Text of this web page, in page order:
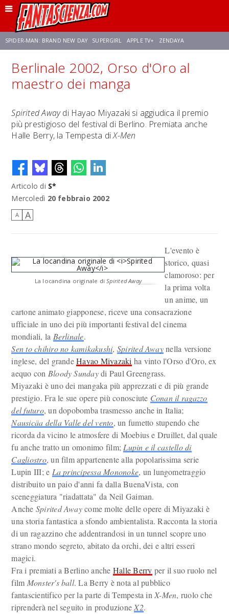
SPIDER-MAN: BRAND NEW DAY SUPERGIRL APPLE TV+ ZENDAYA
FRANCO RICCIARDIELLO AVENGERS: DOOMSDAY STAR TREK NETFLIX
Berlinale 2002, Orso d'Oro al
maestro dei manga
Spirited Awaydi Hayao Miyazaki si aggiudica il premio
più prestigioso del festival di Berlino. Premiata anche
Halle Berry, la Tempesta diX-Men
Articolo di S*
Mercoledì 20 febbraio 2002
A A
La locandina originale diSpirited Away
L'evento è
storico, quasi
clamoroso: per
la prima volta
un anime, un
cartone animato giapponese, riceve una consacrazione
ufficiale in uno dei più importanti festival del cinema
mondiali, la Berlinale.
Sen to chihiro no kamikakushi, Spirited Awaynella versione
inglese, del grandeHayao Miyazaki ha vinto l'Orso d'Oro, ex
aequo con Bloody Sundaydi Paul Greengrass.
Miyazaki è uno dei mangaka più apprezzati e di più grande
prestigio. Fra le sue opere più conosciute Conan il ragazzo
del futuro, un dopobomba trasmesso anche in Italia;
Nausicäa della Valle del vento, un fumetto stupendo che
ricorda da vicino le atmosfere di Moebius e Druillet, dal quale
fu anche tratto un omonimo film; Lupin e il castello di
Cagliostro, un film appartenente alla popolarissima serie
Lupin III; e La principessa Mononoke, un lungometraggio
distribuito un paio d'anni fa dalla BuenaVista, con
sceneggiatura "riadattata" da Neil Gaiman.
Anche Spirited Awaycome molte delle opere di Miyazaki è
una storia fantastica a sfondo ambientalista. Racconta la storia
di un ragazzino che addentrandosi in un tunnel scopre uno
strano mondo segreto, abitato da orchi, dei e altri esseri
magici.
Fra i premiati a Berlino anche Halle Berry per il suo ruolo nel
film Monster's ball. La Berry è nota al pubblico
fantascientifico per la parte di Tempesta in X-Men, ruolo che
riprenderà nel seguito in produzione X2.